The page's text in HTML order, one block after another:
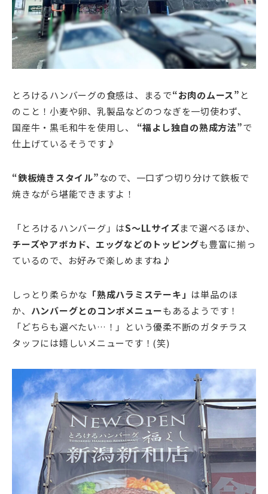
とろけるハンバーグの食感は、まるで“お肉のムース” と
のこと！小麦や卵、乳製品などのつなぎを一切使わず、
国産牛・黒毛和牛を使用し、
“福よし独自の熟成方法”で
仕上げているそうです♪
“鉄板焼きスタイル”なので、一口ずつ切り分けて鉄板で
焼きながら堪能できますよ！
「とろけるハンバーグ」はS～LLサイズまで選べるほか、
チーズやアボカド、エッグなどのトッピングも豊富に揃っ
ているので、お好みで楽しめますね♪
しっとり柔らかな 「熟成ハラミステーキ」 は単品のほ
か、 ハンバーグとのコンボメニューもあるようです！
「どちらも選べたい…！」という優柔不断のガタチラス
タッフには嬉しいメニューです！(笑)